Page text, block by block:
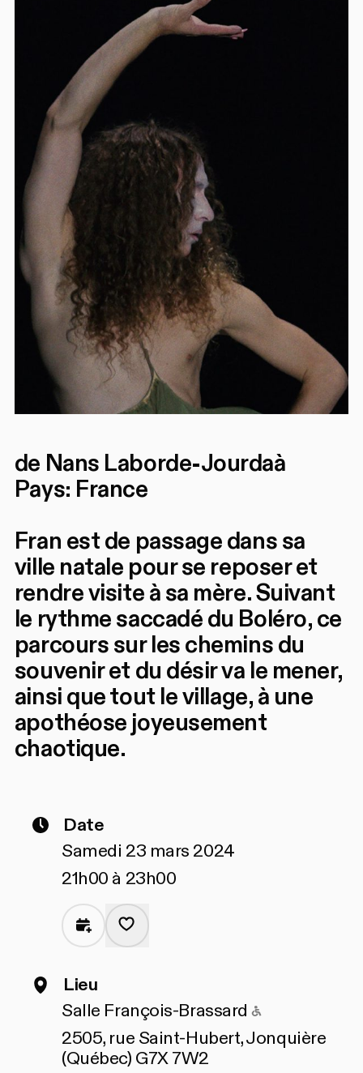
de Nans Laborde-Jourdaà
Pays: France
Fran est de passage dans sa
ville natale pour se reposer et
rendre visite à sa mère. Suivant
le rythme saccadé du Boléro, ce
parcours sur les chemins du
souvenir et du désir va le mener,
ainsi que tout le village, à une
apothéose joyeusement
chaotique.
Date
Samedi 23 mars 2024
21h00 à 23h00
Lieu
Salle François-Brassard
Accessible
2505, rue Saint-Hubert, Jonquière
(Québec) G7X 7W2